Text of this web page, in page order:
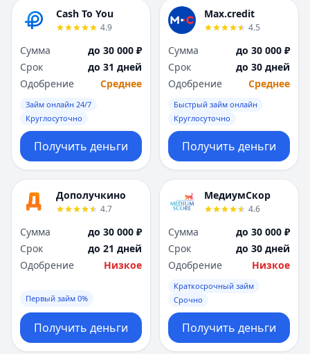
Cash To You
4.9
Сумма
до 30 000 ₽
Срок
до 31 дней
Одобрение
Среднее
Займ онлайн 24/7
Круглосуточно
Получить деньги
Max.credit
4.5
Сумма
до 30 000 ₽
Срок
до 30 дней
Одобрение
Среднее
Быстрый займ онлайн
Круглосуточно
Получить деньги
Дополучкино
4.7
Сумма
до 30 000 ₽
Срок
до 21 дней
Одобрение
Низкое
Первый займ 0%
Получить деньги
МедиумСкор
4.6
Сумма
до 30 000 ₽
Срок
до 30 дней
Одобрение
Низкое
Краткосрочный займ
Срочно
Получить деньги